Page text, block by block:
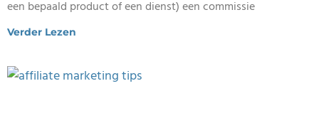
een bepaald product of een dienst) een commissie
Verder Lezen